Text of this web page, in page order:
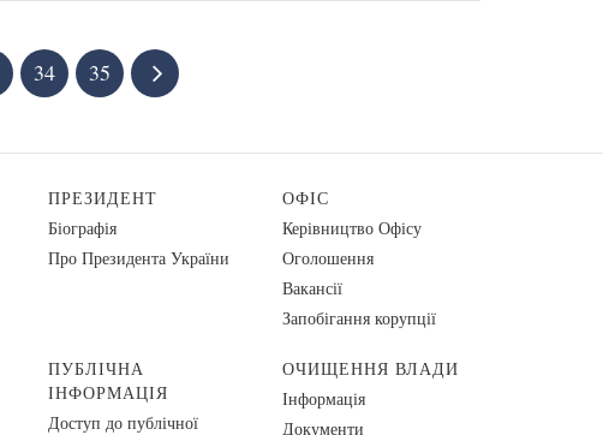
34 35
ПРЕЗИДЕНТ
Біографія
Про Президента України
ОФІС
Керівництво Офісу
Оголошення
Вакансії
Запобігання корупції
ПУБЛІЧНА
ІНФОРМАЦІЯ
Доступ до публічної
ОЧИЩЕННЯ ВЛАДИ
Інформація
Документи